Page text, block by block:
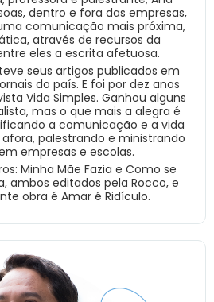
dentro e fora das empresas,
comunicação mais próxima,
através de recursos da
eles a escrita afetuosa.
seus artigos publicados em
do país. E foi por dez anos
Vida Simples. Ganhou alguns
mas o que mais a alegra é
a comunicação e a vida
palestrando e ministrando
empresas e escolas.
Minha Mãe Fazia e Como se
ambos editados pela Rocco, e
obra é Amar é Ridículo.